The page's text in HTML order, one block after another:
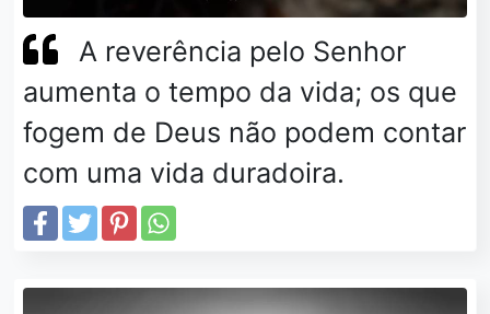
A reverência pelo Senhor
aumenta o tempo da vida; os que
fogem de Deus não podem contar
com uma vida duradoira.